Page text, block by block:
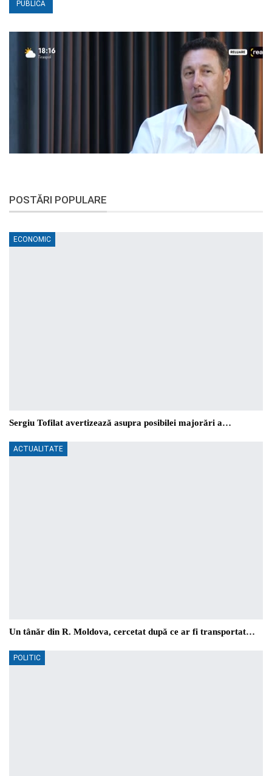
POSTĂRI POPULARE
ECONOMIC
Sergiu Tofilat avertizează asupra posibilei majorări a…
ACTUALITATE
Un tânăr din R. Moldova, cercetat după ce ar fi transportat…
POLITIC